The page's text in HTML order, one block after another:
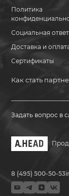
Политика
Социальная
Доставка и
Сертификаты
Как стать
Задать вопрос в
8 (495) 500-50-53